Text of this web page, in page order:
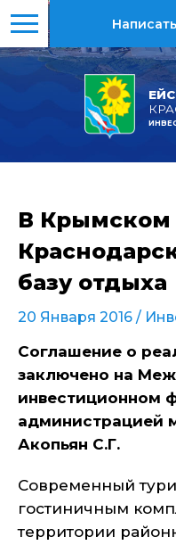
В Крымском
базу отдыха
20 Января 2016 /
Соглашение о
заключено на
инвестиционном
администрацией
Акопьян С.Г.
Современный
гостиничным
территории